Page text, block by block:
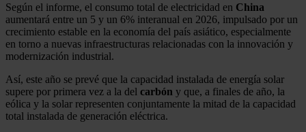
Según el informe, el consumo total de electricidad en China
aumentará entre un 5 y un 6% interanual en 2026, impulsado por un
crecimiento estable en la economía del país asiático, especialmente
en torno a nuevas infraestructuras relacionadas con la innovación y
modernización industrial.
Así, este año se prevé que la capacidad instalada de energía solar
supere por primera vez a la del carbón y que, a finales de año, la
eólica y la solar representen conjuntamente la mitad de la capacidad
total instalada de generación eléctrica.